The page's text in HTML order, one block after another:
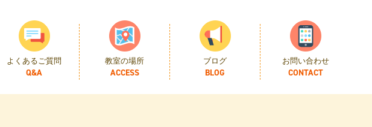
よくあるご質問 教室の場所 ブログ お問い合わせ